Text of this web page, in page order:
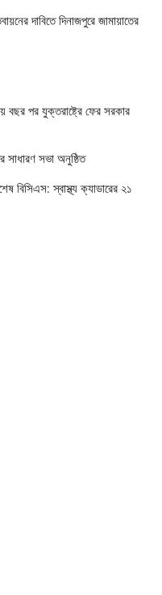
দাবিতে দিনাজপুরে জামায়াতের
বছর পর যুক্তরাষ্ট্রে ফের সরকার
সাধারণ সভা অনুষ্ঠিত
বিসিএস: স্বাস্থ্য ক্যাডারের ২১